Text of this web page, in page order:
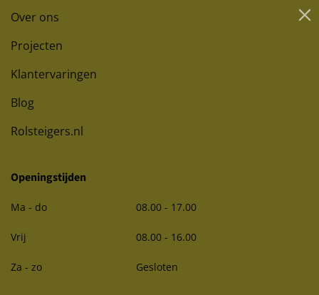
Over ons
Projecten
Klantervaringen
Blog
Rolsteigers.nl
Openingstijden
Ma - do 08.00 - 17.00
Vrij 08.00 - 16.00
Za - zo Gesloten